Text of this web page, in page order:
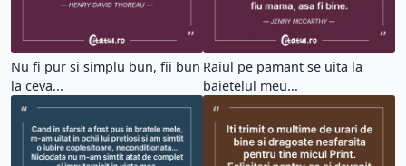
Nu fi pur si simplu bun, fii bun
la ceva...
Raiul pe pamant se uita la
baietelul meu...